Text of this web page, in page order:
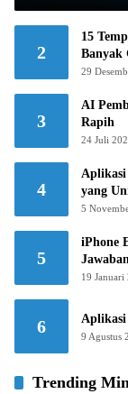
2
15
Banyak
29
3
AI
Rapih
24 Juli
4
yang
5
5
iPhone
19 Januari
6 Aplikasi
9 Agustus
Trending